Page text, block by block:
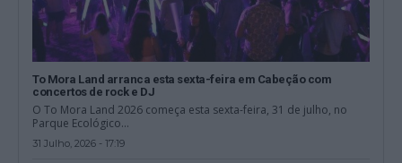
To Mora Land arranca esta sexta-feira em Cabeção com
concertos de rock e DJ
O To Mora Land 2026 começa esta sexta-feira, 31 de julho, no
Parque Ecológico...
31 Julho, 2026 - 17:19